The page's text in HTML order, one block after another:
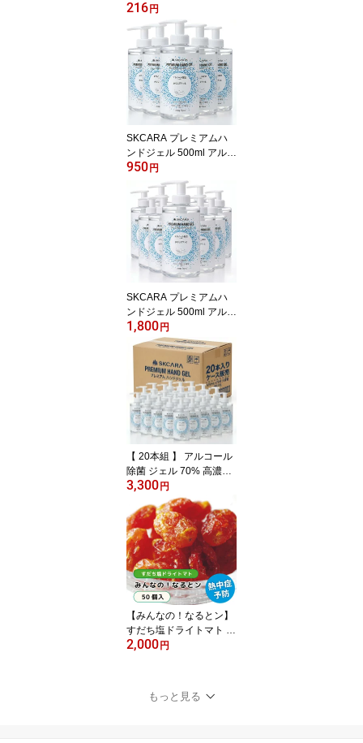
プス 大麦 ダイシモチ麦
やみつき すだち味 ビー
ル お酒 ギフト 送料無料
無限おやつ 栄養豊富 ミ
ネラル ビタミン ご当地
徳島 土産
216 円
SKCARA プレミアムハ
ンドジェル 500ml アルコ
ール度数70％【1ケース5
950 円
SKCARA プレミアムハ
ンドジェル 500ml アルコ
ール度数70％【1ケース1
0本入】
1,800 円
【 20本組 】 アルコール
除菌 ジェル 70% 高濃度
500ml SKCARA ハンド
ジェル ｜ 送料無料 消毒
殺菌 手指 大容量 保湿 ウ
イルス 対策 予防 エタノ
ール ｜ 学校 会社 施設 ま
とめ買い ケース売り 備
蓄 縦型 ポンプ式 速乾 べ
たつかない
3,300 円
【みんなの！なるとン】
すだち塩ドライトマト 5
0個入 おやつ リコピン
トマト 高血圧 すだち塩
抗酸化作用 美肌効果 駄
2,000 円
もっと見る